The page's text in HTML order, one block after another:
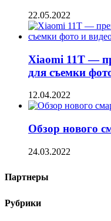
22.05.2022
Xiaomi 11T —
для съемки
12.04.2022
Обзор нового
24.03.2022
Партнеры
Рубрики